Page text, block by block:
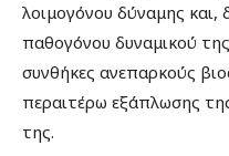
λοιμογόνου δύναμης και,
παθογόνου δυναμικού
συνθήκες ανεπαρκούς
περαιτέρω εξάπλωσης
της.